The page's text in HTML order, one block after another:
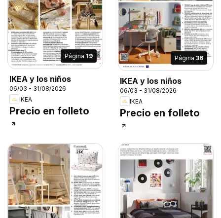
Página 19
IKEA y los niños
06/03 - 31/08/2026
IKEA
Precio en folleto
Página 36
IKEA y los niños
06/03 - 31/08/2026
IKEA
Precio en folleto